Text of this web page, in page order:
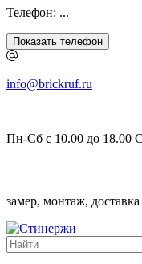
Телефон: ...
Показать телефон
info@brickruf.ru
Пн-Сб с 10.00 до 18.00
замер, монтаж, доставка